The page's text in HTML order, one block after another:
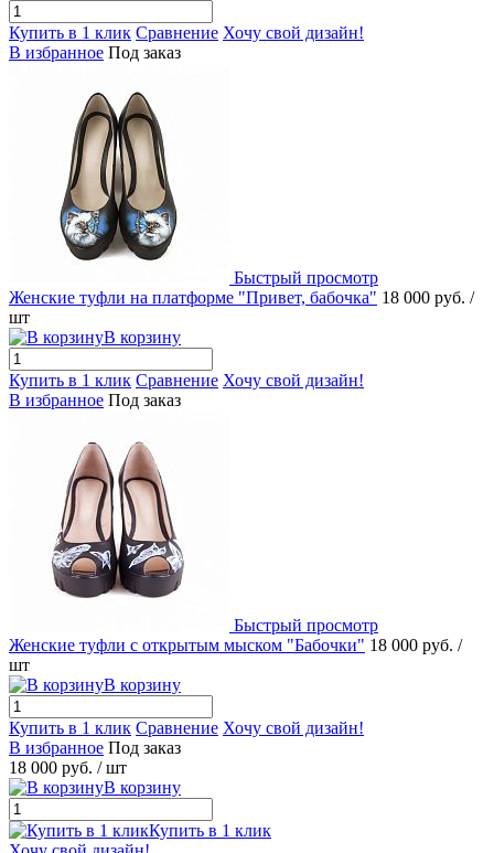
Купить в 1 клик Сравнение Хочу свой дизайн!
В избранное Под заказ
Быстрый просмотр
Женские туфли на платформе "Привет, бабочка" 18 000 руб. /
шт
В корзину
Купить в 1 клик Сравнение Хочу свой дизайн!
В избранное Под заказ
Быстрый просмотр
Женские туфли с открытым мыском "Бабочки" 18 000 руб. /
шт
В корзину
Купить в 1 клик Сравнение Хочу свой дизайн!
В избранное Под заказ
18 000 руб. / шт
В корзину
Купить в 1 клик